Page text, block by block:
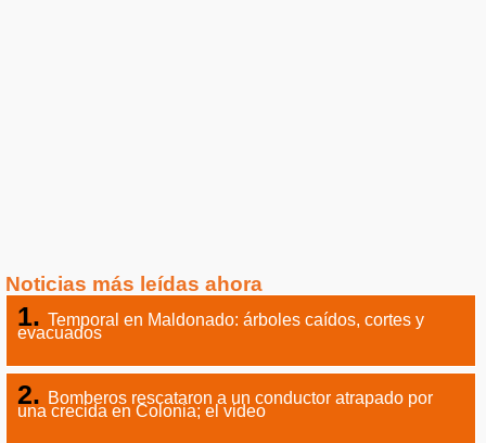
Noticias más leídas ahora
Temporal en Maldonado: árboles caídos, cortes y
evacuados
Bomberos rescataron a un conductor atrapado por
una crecida en Colonia; el video